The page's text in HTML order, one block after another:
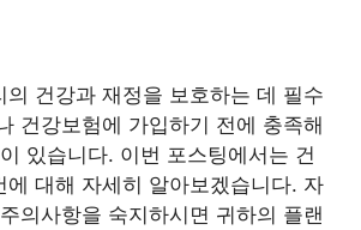
의 건강과 재정을 보호하는 데 필수
건강보험에 가입하기 전에 충족해
있습니다. 이번 포스팅에서는 건
에 대해 자세히 알아보겠습니다. 자
의사항을 숙지하시면 귀하의 플랜